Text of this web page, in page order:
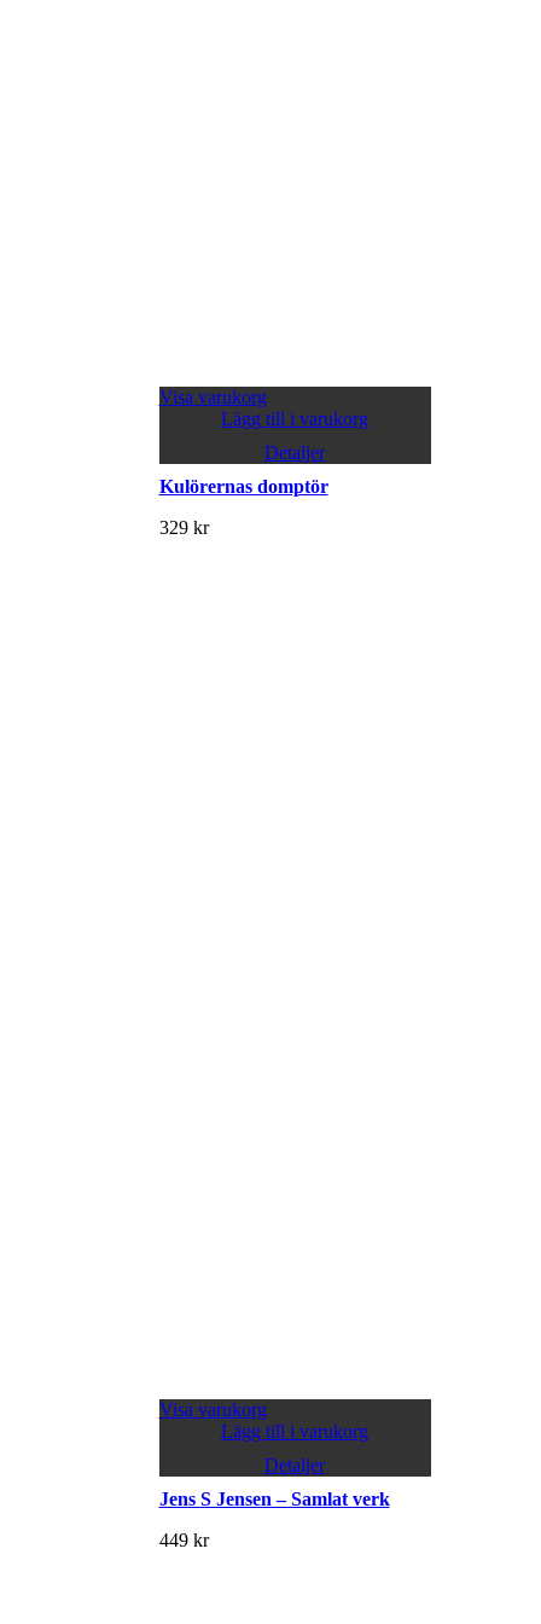
Visa varukorg
Lägg till i varukorg
Detaljer
Kulörernas domptör
329 kr
Visa varukorg
Lägg till i varukorg
Detaljer
Jens S Jensen – Samlat verk
449 kr